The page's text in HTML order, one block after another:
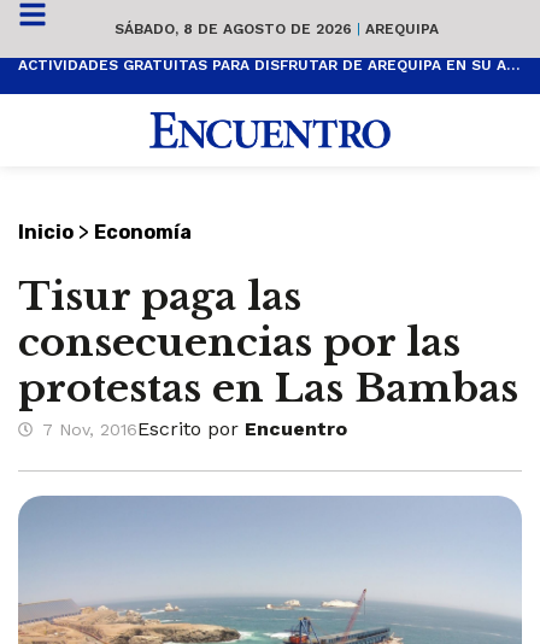
SÁBADO, 8 DE AGOSTO DE 2026 | AREQUIPA
ACTIVIDADES GRATUITAS PARA DISFRUTAR DE AREQUIPA EN SU ANIVERSARIO
Inicio > Economía
Tisur paga las
consecuencias por las
protestas en Las Bambas
7 Nov, 2016Escrito por Encuentro